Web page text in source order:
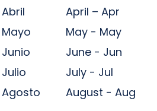
Abril
April – Apr
Mayo
May - May
Junio
June - Jun
Julio
July - Jul
Agosto
August - Aug